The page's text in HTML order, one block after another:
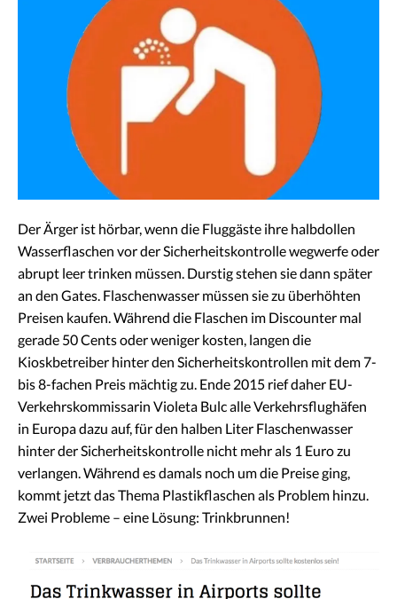
Der Ärger ist hörbar, wenn die Fluggäste ihre halbdollen
Wasserflaschen vor der Sicherheitskontrolle wegwerfe oder
abrupt leer trinken müssen. Durstig stehen sie dann später
an den Gates. Flaschenwasser müssen sie zu überhöhten
Preisen kaufen. Während die Flaschen im Discounter mal
gerade 50 Cents oder weniger kosten, langen die
Kioskbetreiber hinter den Sicherheitskontrollen mit dem 7-
bis 8-fachen Preis mächtig zu. Ende 2015 rief daher EU-
Verkehrskommissarin Violeta Bulc alle Verkehrsflughäfen
in Europa dazu auf, für den halben Liter Flaschenwasser
hinter der Sicherheitskontrolle nicht mehr als 1 Euro zu
verlangen. Während es damals noch um die Preise ging,
kommt jetzt das Thema Plastikflaschen als Problem hinzu.
Zwei Probleme – eine Lösung: Trinkbrunnen!